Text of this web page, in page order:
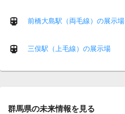
前橋大島駅（両毛線）の展示場
三俣駅（上毛線）の展示場
群馬県の未来情報を見る